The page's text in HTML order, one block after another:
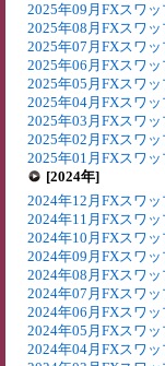
2025年09月FXスワッ
2025年08月FXスワッ
2025年07月FXスワッ
2025年06月FXスワッ
2025年05月FXスワッ
2025年04月FXスワッ
2025年03月FXスワッ
2025年02月FXスワッ
2025年01月FXスワッ
[2024年]
2024年12月FXスワッ
2024年11月FXスワッ
2024年10月FXスワッ
2024年09月FXスワッ
2024年08月FXスワッ
2024年07月FXスワッ
2024年06月FXスワッ
2024年05月FXスワッ
2024年04月FXスワッ